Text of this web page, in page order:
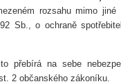
rozsahu mimo jiné
Sb., o ochraně
přebírá na sebe
2 občanského zákoníku.